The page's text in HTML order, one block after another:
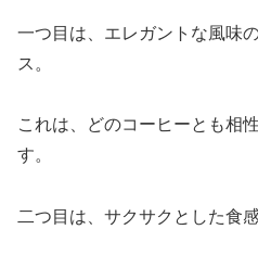
一つ目は、エレガントな風味
ス。
これは、どのコーヒーとも相
す。
二つ目は、サクサクとした食